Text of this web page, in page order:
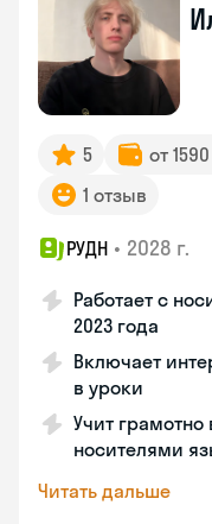
5 от
1 отзыв
РУДН • 2028 г.
Работает с
2023 года
Включает
в уроки
Учит
носителями
Читать дальше